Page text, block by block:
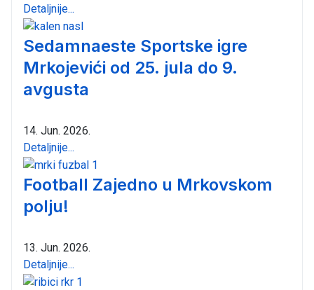
Detaljnije...
Sedamnaeste Sportske igre
Mrkojevići od 25. jula do 9.
avgusta
14. Jun. 2026.
Detaljnije...
Football Zajedno u Mrkovskom
polju!
13. Jun. 2026.
Detaljnije...